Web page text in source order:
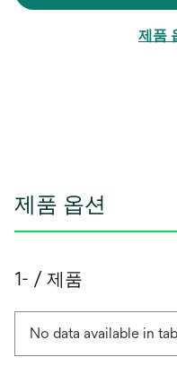
제품
제품 옵션
1- / 제품
No data available in